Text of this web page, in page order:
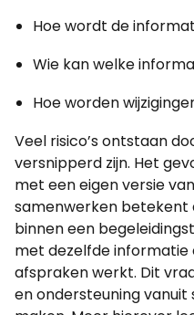
Hoe wordt de
Wie kan welke
Hoe worden
Veel risico’s ontstaan
versnipperd zijn. Het
met een eigen versie
samenwerken betekent
binnen een
met dezelfde informatie
afspraken werkt. Dit
en ondersteuning